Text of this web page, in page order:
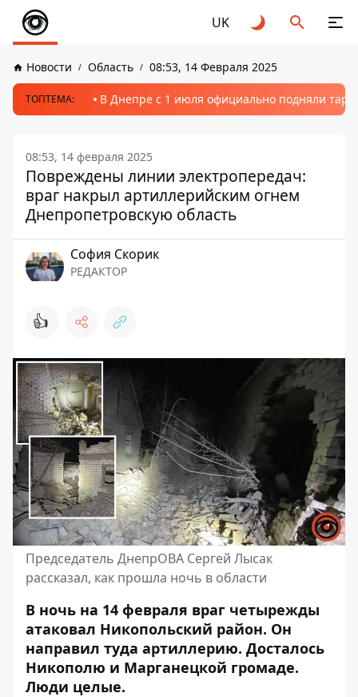
UK
Новости Область 08:53, 14 Февраля 2025
ТОПТЕМА: В Днепре с 1 июля официально подняли
08:53, 14 февраля 2025
Повреждены линии электропередач:
враг накрыл артиллерийским огнем
Днепропетровскую область
София Скорик
РЕДАКТОР
👍
Председатель ДнепрОВА Сергей Лысак
рассказал, как прошла ночь в области
В ночь на 14 февраля враг четырежды
атаковал Никопольский район. Он
направил туда артиллерию. Досталось
Никополю и Марганецкой громаде.
Люди целые.